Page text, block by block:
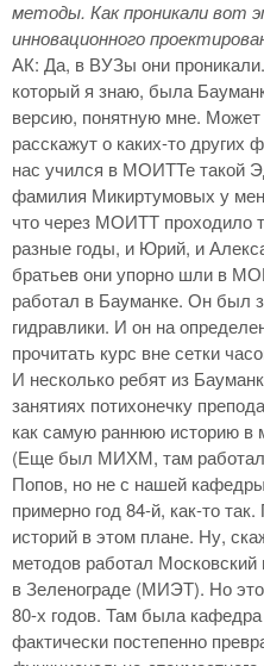
методы. Как проникали вот
инновационного
АК: Да, в ВУЗы они
который я знаю, была
версию, понятную мне.
расскажут о каких-то других
нас учился в МОИТТе такой
фамилия Микиртумовых у
что через МОИТТ проходило
разные годы, и Юрий, и
братьев они упорно шли в
работал в Бауманке. Он был
гидравлики. И он на
прочитать курс вне сетки
И несколько ребят из
занятиях потихонечку
как самую раннюю историю в
(Еще был МИХМ, там
Попов, но не с нашей
примерно год 84-й, как-то
историй в этом плане. Ну,
методов работал Московский
в Зеленограде (МИЭТ). Но
80-х годов. Там была кафедра
фактически постепенно